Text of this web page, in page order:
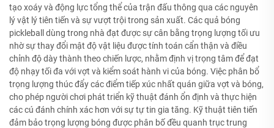
tạo xoáy và động lực tổng thể của trận đấu thông qua các nguyên
lý vật lý tiên tiến và sự vượt trội trong sản xuất. Các quả bóng
pickleball dùng trong nhà đạt được sự cân bằng trọng lượng tối ưu
nhờ sự thay đổi mật độ vật liệu được tính toán cẩn thận và điều
chỉnh độ dày thành theo chiến lược, nhằm định vị trọng tâm để đạt
độ nhạy tối đa với vợt và kiểm soát hành vi của bóng. Việc phân bổ
trọng lượng thúc đẩy các điểm tiếp xúc nhất quán giữa vợt và bóng,
cho phép người chơi phát triển kỹ thuật đánh ổn định và thực hiện
các cú đánh chính xác hơn với sự tự tin gia tăng. Kỹ thuật tiên tiến
đảm bảo trọng lượng bóng được phân bố đều quanh trục trung